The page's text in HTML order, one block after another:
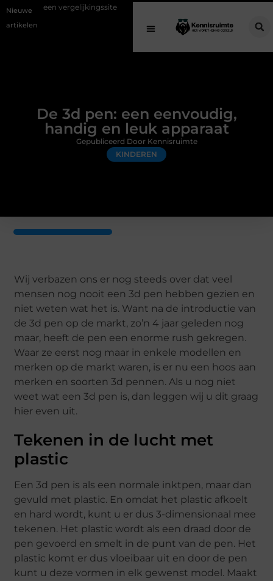
Nieuwe
artikelen
Schenking aan een goed doel: waarom geven
De 3d pen: een eenvoudig,
handig en leuk apparaat
KINDEREN
Gepubliceerd Door Kennisruimte
Wij verbazen ons er nog steeds over dat veel
mensen nog nooit een 3d pen hebben gezien en
niet weten wat het is. Want na de introductie van
de 3d pen op de markt, zo’n 4 jaar geleden nog
maar, heeft de pen een enorme rush gekregen.
Waar ze eerst nog maar in enkele modellen en
merken op de markt waren, is er nu een hoos aan
merken en soorten 3d pennen. Als u nog niet
weet wat een 3d pen is, dan leggen wij u dit graag
hier even uit.
Tekenen in de lucht met
plastic
Een 3d pen is als een normale inktpen, maar dan
gevuld met plastic. En omdat het plastic afkoelt
en hard wordt, kunt u er dus 3-dimensionaal mee
tekenen. Het plastic wordt als een draad door de
pen gevoerd en smelt in de punt van de pen. Het
plastic komt er dus vloeibaar uit en door de pen
kunt u deze vormen in elk gewenst model. Maakt